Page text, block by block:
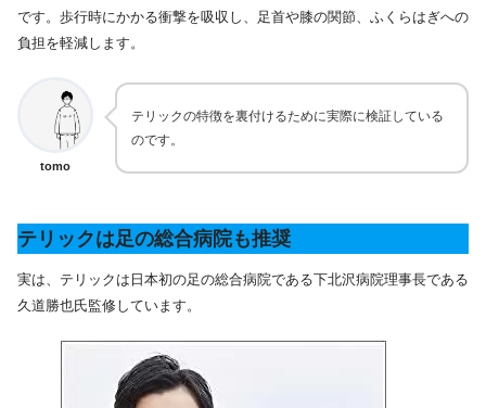
です。歩行時にかかる衝撃を吸収し、足首や膝の関節、ふくらはぎへの
負担を軽減します。
tomo
テリックの特徴を裏付けるために実際に検証している
のです。
テリックは足の総合病院も推奨
実は、テリックは日本初の足の総合病院である下北沢病院理事長である
久道勝也氏監修しています。